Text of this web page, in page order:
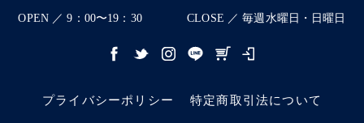
OPEN ／ 9：00〜19：30 CLOSE ／ 毎週水曜日・日曜日
プライバシーポリシー 特定商取引法について